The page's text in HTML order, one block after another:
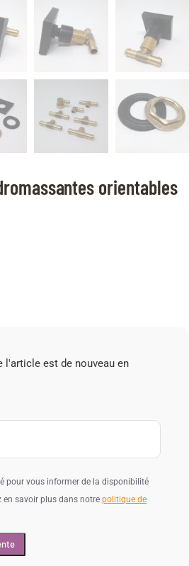
orientables
l'article est de nouveau en
pour vous informer de la disponibilité
en savoir plus dans notre politique de